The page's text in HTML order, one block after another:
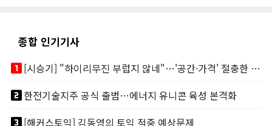
종합 인기기사
looks_one
[시승기] "하이리무진 부럽지 않네"…'공간·가격' 절충한 카니발 하이루프
looks_two한전기술지주 공식 출범…에너지 유니콘 육성 본격화
looks_3[해커스토익] 김동영의 토익 적중 예상문제